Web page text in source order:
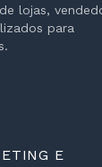
lojas,
para
E